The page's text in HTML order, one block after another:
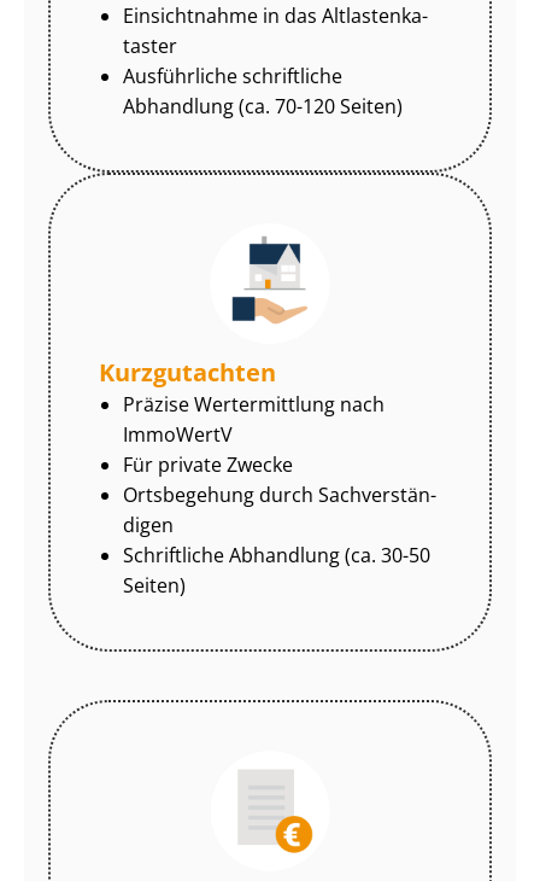
Einsichtnahme in das Alt­las­ten­ka­
tas­ter
Ausführliche schriftliche
Abhandlung (ca. 70-120 Seiten)
Kurzgutachten
Präzise Wertermittlung nach
ImmoWertV
Für private Zwecke
Ortsbegehung durch Sach­ver­stän­
di­gen
Schriftliche Abhandlung (ca. 30-50
Seiten)